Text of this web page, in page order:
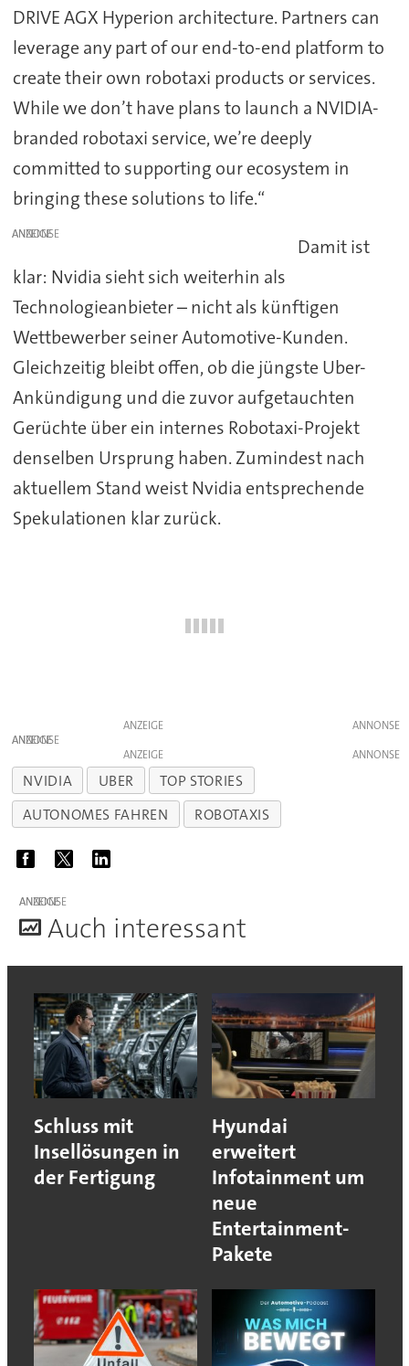
DRIVE AGX Hyperion architecture. Partners can
leverage any part of our end-to-end platform to
create their own robotaxi products or services.
While we don’t have plans to launch a NVIDIA-
branded robotaxi service, we’re deeply
committed to supporting our ecosystem in
bringing these solutions to life.“
ANZEIGE
Damit ist
klar: Nvidia sieht sich weiterhin als
Technologieanbieter – nicht als künftigen
Wettbewerber seiner Automotive-Kunden.
Gleichzeitig bleibt offen, ob die jüngste Uber-
Ankündigung und die zuvor aufgetauchten
Gerüchte über ein internes Robotaxi-Projekt
denselben Ursprung haben. Zumindest nach
aktuellem Stand weist Nvidia entsprechende
Spekulationen klar zurück.
ANZEIGE
ANZEIGE
ANZEIGE
NVIDIA UBER
TOP STORIES
AUTONOMES FAHREN
ROBOTAXIS
ANZEIGE
Auch interessant
Schluss mit
Insellösungen in
der Fertigung
Hyundai
erweitert
Infotainment um
neue
Entertainment-
Pakete